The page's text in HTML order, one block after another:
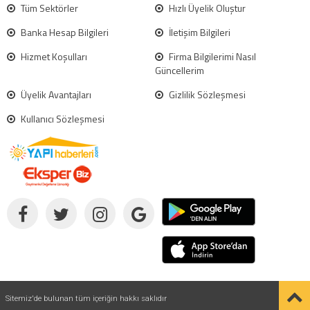
Tüm Sektörler
Hızlı Üyelik Oluştur
Banka Hesap Bilgileri
İletişim Bilgileri
Hizmet Koşulları
Firma Bilgilerimi Nasıl
Güncellerim
Üyelik Avantajları
Gizlilik Sözleşmesi
Kullanıcı Sözleşmesi
Sitemiz'de bulunan tüm içeriğin hakkı saklıdır